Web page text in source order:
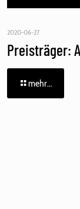
2020-06-27
Preisträger:
mehr...